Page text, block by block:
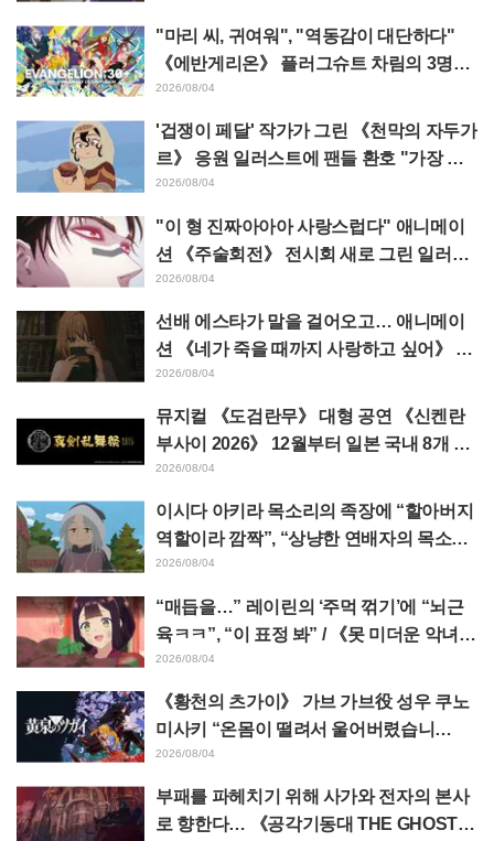
"마리 씨, 귀여워", "역동감이 대단하다"
《에반게리온》 플러그슈트 차림의 3명을
그린 마츠바라 히데노리 씨의 아름다운 드
로잉 공개에 화제
2026/08/04
'겁쟁이 페달' 작가가 그린 《천막의 자두가
르》 응원 일러스트에 팬들 환호 "가장 평
소 그림체가 다른 사람이 그리면 이렇게 된
2026/08/04
"이 형 진짜아아아 사랑스럽다" 애니메이
션 《주술회전》 전시회 새로 그린 일러스
트에서 이타도리 유지에게 다가가는 초소
에 팬들 환호
2026/08/04
선배 에스타가 말을 걸어오고… 애니메이
션 《네가 죽을 때까지 사랑하고 싶어》 제
5화 줄거리·장면 컷·WEB 예고·에피소드
포스터 공개
2026/08/04
뮤지컬 《도검란무》 대형 공연 《신켄란
부사이 2026》 12월부터 일본 국내 8개 도
시에서 개최 결정! 총 44도검남사가 집결
2026/08/04
이시다 아키라 목소리의 족장에 “할아버지
역할이라 깜짝”, “상냥한 연배자의 목소리
도 좋네” 애니메이션 《천막의 자두가르》
2026/08/04
“매듭을…” 레이린의 ‘주먹 꺾기’에 “뇌근
육ㅋㅋ”, “이 표정 봐” / 《못 미더운 악녀입
니다만》 4화
2026/08/04
《황천의 츠가이》 가브 가브役 성우 쿠노
미사키 “온몸이 떨려서 울어버렸습니
다…” 제17화에서의 “혼신의 명연” 비하인
드를 밝히다
2026/08/04
부패를 파헤치기 위해 사가와 전자의 본사
로 향한다… 《공각기동대 THE GHOST I